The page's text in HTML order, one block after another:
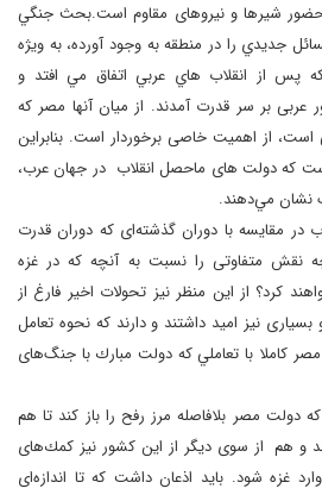
حضور شیرها و نیروهای مقاوم است.بحث جنگي
جديدي را در منطقه به وجود آورده، به ویژه
پس از انقلاب هاي عربي اتفاق مي افتد و
بر سر قدرت آمدند. از میان آنها مصر كه
از اهمیت خاصی برخوردار است. بنابراین
که دولت های ماحصل انقلاب در جهان عرب،
نشان مي‌دهند.
در مقایسه با دوران گذشته‌ای که دوران قدرت
نقش متفاوتی را نسبت به آنچه که در غزه
کرد؟ از اين منظر نیز تحولات اخیر فارغ از
نیز اميد داشتند و دارند كه نحوه تعامل
کاملا با تعاملي كه دولت مبارك با جنگ‌های
دولت مصر بلافاصله مرز رفح را باز كند تا هم
و هم از سوی دیگر از اين كشور نیز كمك‌های
غزه شود. باید اذعان داشت که تا اندازه‌ای